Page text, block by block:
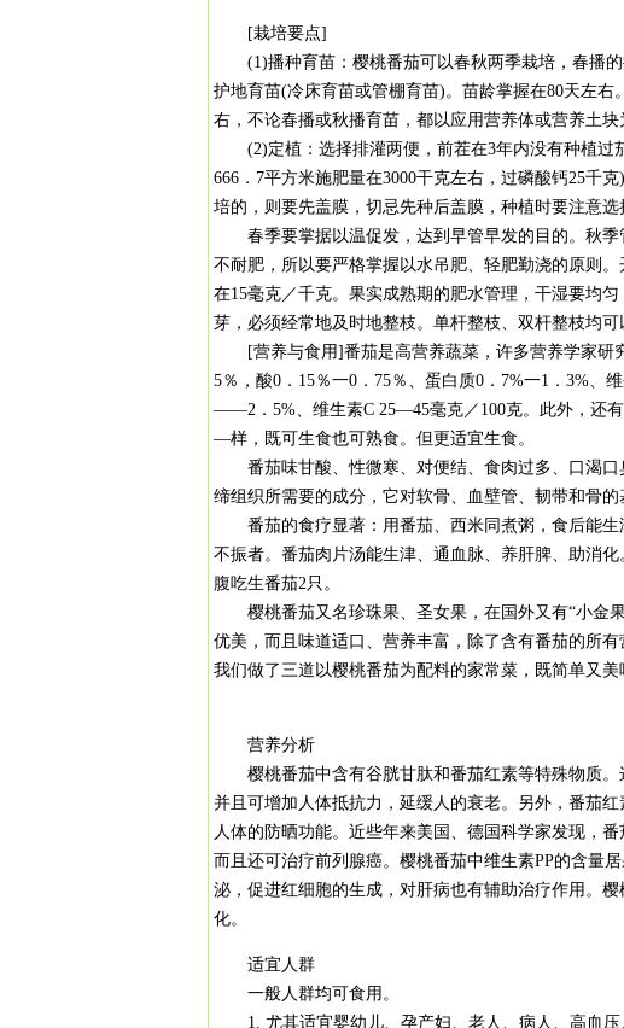
[栽培要点]
(1)播种育苗：樱桃番茄可以春秋两季栽培，春播的
护地育苗(冷床育苗或管棚育苗)。苗龄掌握在80天左
右，不论春播或秋播育苗，都以应用营养体或营养土块
(2)定植：选择排灌两便，前茬在3年内没有种植过
666．7平方米施肥量在3000干克左右，过磷酸钙25千
培的，则要先盖膜，切忌先种后盖膜，种植时要注意选
春季要掌据以温促发，达到早管早发的目的。秋季
不耐肥，所以要严格掌握以水吊肥、轻肥勤浇的原则
在15毫克／千克。果实成熟期的肥水管理，干湿要均
芽，必须经常地及时地整枝。单杆整枝、双杆整枝均
[营养与食用]番茄是高营养蔬菜，许多营养学家研
5％，酸0．15％一0．75％、蛋白质0．7%一1．3%
——2．5%、维生素C 25—45毫克／100克。此外，还
—样，既可生食也可熟食。但更适宜生食。
番茄味甘酸、性微寒、对便结、食肉过多、口渴口
缔组织所需要的成分，它对软骨、血壁管、韧带和骨
番茄的食疗显著：用番茄、西米同煮粥，食后能生
不振者。番茄肉片汤能生津、通血脉、养肝脾、助消
腹吃生番茄2只。
樱桃番茄又名珍珠果、圣女果，在国外又有“小金果
优美，而且味道适口、营养丰富，除了含有番茄的所
我们做了三道以樱桃番茄为配料的家常菜，既简单又美
营养分析
樱桃番茄中含有谷胱甘肽和番茄红素等特殊物质。
并且可增加人体抵抗力，延缓人的衰老。另外，番茄
人体的防晒功能。近些年来美国、德国科学家发现，
而且还可治疗前列腺癌。樱桃番茄中维生素PP的含量
泌，促进红细胞的生成，对肝病也有辅助治疗作用。
化。
适宜人群
一般人群均可食用。
1. 尤其适宜婴幼儿、孕产妇、老人、病人、高血压